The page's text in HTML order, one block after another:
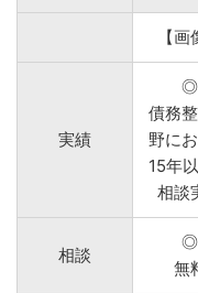
【画
実績
◎
債務
野に
15年
相談
相談
◎
無